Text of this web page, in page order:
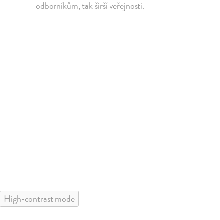
odborníkům, tak širší veřejnosti.
High-contrast mode